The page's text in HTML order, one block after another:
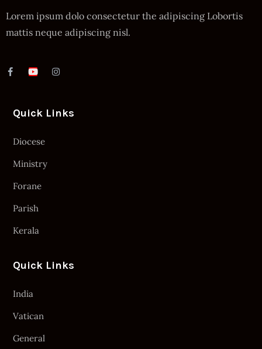
Lorem ipsum dolo consectetur the adipiscing Lobortis
mattis neque adipiscing nisl.
Quick Links
Diocese
Ministry
Forane
Parish
Kerala
Quick Links
India
Vatican
General